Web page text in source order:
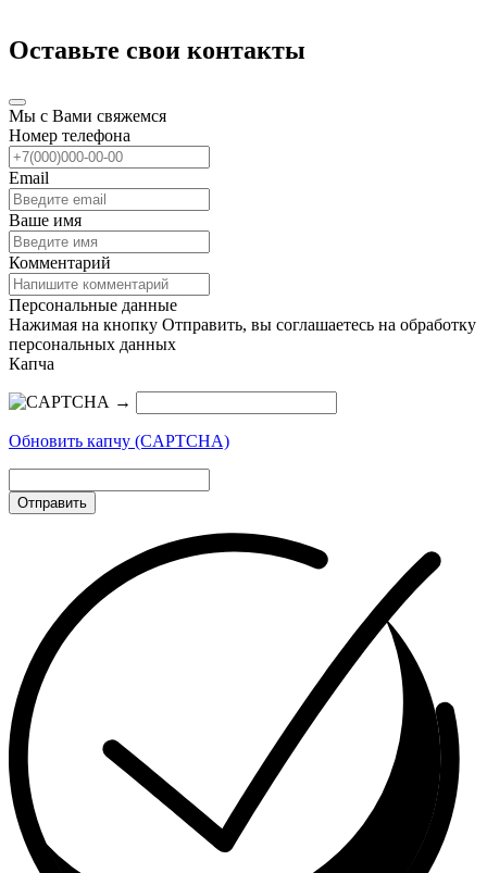
Оставьте свои контакты
Мы с Вами свяжемся
Номер телефона
Email
Ваше имя
Комментарий
Персональные данные
Нажимая на кнопку Отправить, вы соглашаетесь на обработку
персональных данных
Капча
→
Обновить капчу (CAPTCHA)
Отправить